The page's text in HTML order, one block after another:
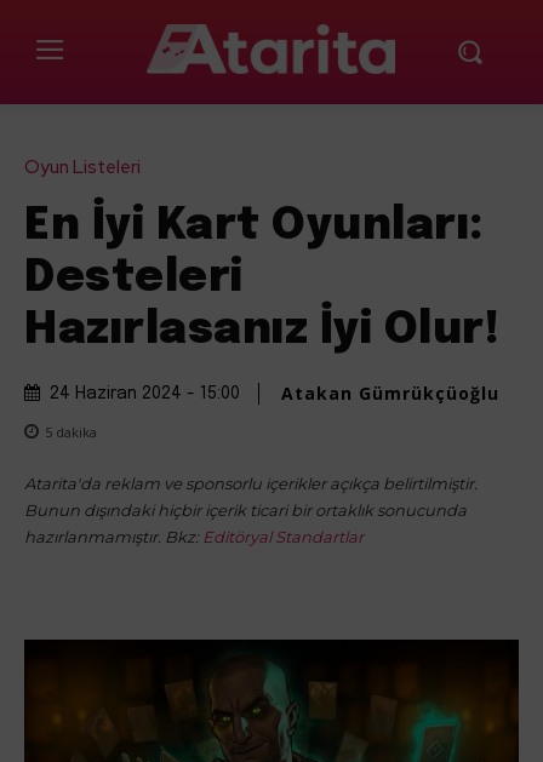
Oyun Listeleri
En İyi Kart Oyunları:
Desteleri
Hazırlasanız İyi Olur!
24 Haziran 2024 - 15:00 Atakan Gümrükçüoğlu
5 dakika
Atarita'da reklam ve sponsorlu içerikler açıkça belirtilmiştir.
Bunun dışındaki hiçbir içerik ticari bir ortaklık sonucunda
hazırlanmamıştır. Bkz: Editöryal Standartlar